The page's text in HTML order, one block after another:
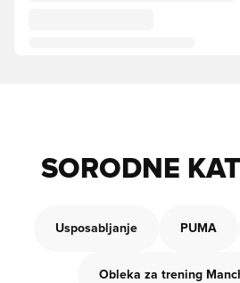
SORODNE
Usposabljanje PUMA
Obleka za trening